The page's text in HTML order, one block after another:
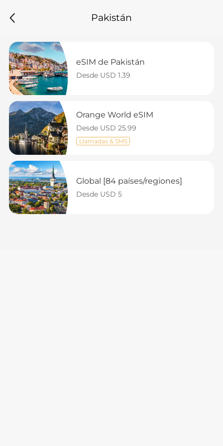
Pakistán
eSIM de Pakistán
Desde USD 1.39
Orange World eSIM
Desde USD 25.99
Llamadas & SMS
Global [84 países/regiones]
Desde USD 5